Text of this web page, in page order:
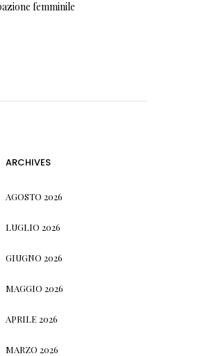
femminile
ARCHIVES
AGOSTO 2026
LUGLIO 2026
GIUGNO 2026
MAGGIO 2026
APRILE 2026
MARZO 2026